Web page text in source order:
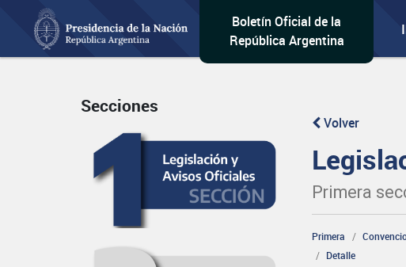
Boletín Oficial de la
República Argentina
Secciones
Volver
Primera
Primera
Detalle